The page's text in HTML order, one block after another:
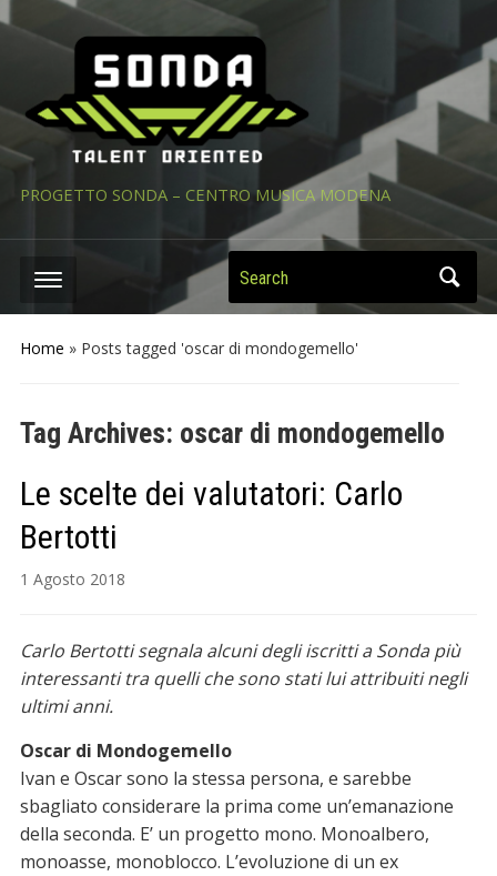
PROGETTO SONDA – CENTRO MUSICA MODENA
Search
Home » Posts tagged 'oscar di mondogemello'
Tag Archives: oscar di mondogemello
Le scelte dei valutatori: Carlo
Bertotti
1 Agosto 2018
Carlo Bertotti segnala alcuni degli iscritti a Sonda più
interessanti tra quelli che sono stati lui attribuiti negli
ultimi anni.
Oscar di Mondogemello
Ivan e Oscar sono la stessa persona, e sarebbe
sbagliato considerare la prima come un’emanazione
della seconda. E’ un progetto mono. Monoalbero,
monoasse, monoblocco. L’evoluzione di un ex